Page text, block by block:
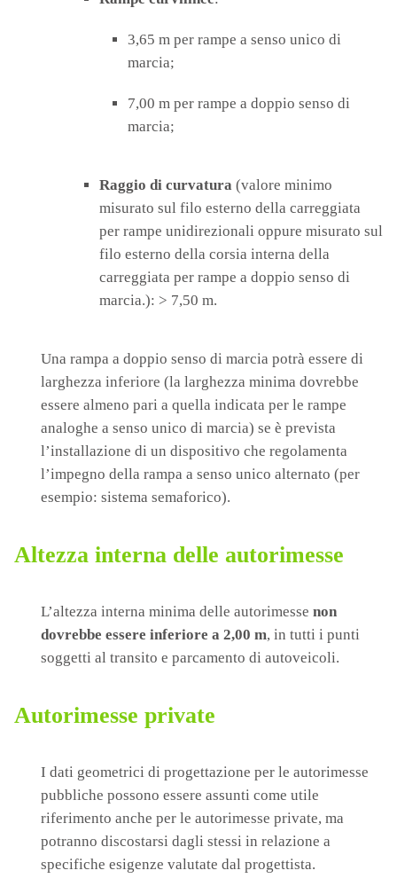
3,65 m per rampe a senso unico di
marcia;
7,00 m per rampe a doppio senso di
marcia;
Raggio di curvatura (valore minimo
misurato sul filo esterno della carreggiata
per rampe unidirezionali oppure misurato sul
filo esterno della corsia interna della
carreggiata per rampe a doppio senso di
marcia.): > 7,50 m.
Una rampa a doppio senso di marcia potrà essere di
larghezza inferiore (la larghezza minima dovrebbe
essere almeno pari a quella indicata per le rampe
analoghe a senso unico di marcia) se è prevista
l’installazione di un dispositivo che regolamenta
l’impegno della rampa a senso unico alternato (per
esempio: sistema semaforico).
Altezza interna delle autorimesse
L’altezza interna minima delle autorimesse non
dovrebbe essere inferiore a 2,00 m, in tutti i punti
soggetti al transito e parcamento di autoveicoli.
Autorimesse private
I dati geometrici di progettazione per le autorimesse
pubbliche possono essere assunti come utile
riferimento anche per le autorimesse private, ma
potranno discostarsi dagli stessi in relazione a
specifiche esigenze valutate dal progettista.